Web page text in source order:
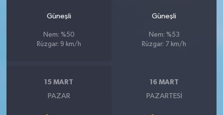
Güneşli
Nem: %50
Rüzgar: 9 km/h
Güneşli
Nem: %53
Rüzgar: 7 km/h
15 MART
PAZAR
16 MART
PAZARTESI